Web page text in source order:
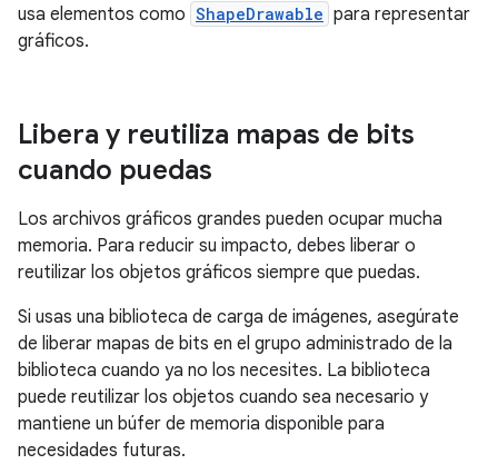
usa elementos como ShapeDrawable para representar
gráficos.
Libera y reutiliza mapas de bits
cuando puedas
Los archivos gráficos grandes pueden ocupar mucha
memoria. Para reducir su impacto, debes liberar o
reutilizar los objetos gráficos siempre que puedas.
Si usas una biblioteca de carga de imágenes, asegúrate
de liberar mapas de bits en el grupo administrado de la
biblioteca cuando ya no los necesites. La biblioteca
puede reutilizar los objetos cuando sea necesario y
mantiene un búfer de memoria disponible para
necesidades futuras.